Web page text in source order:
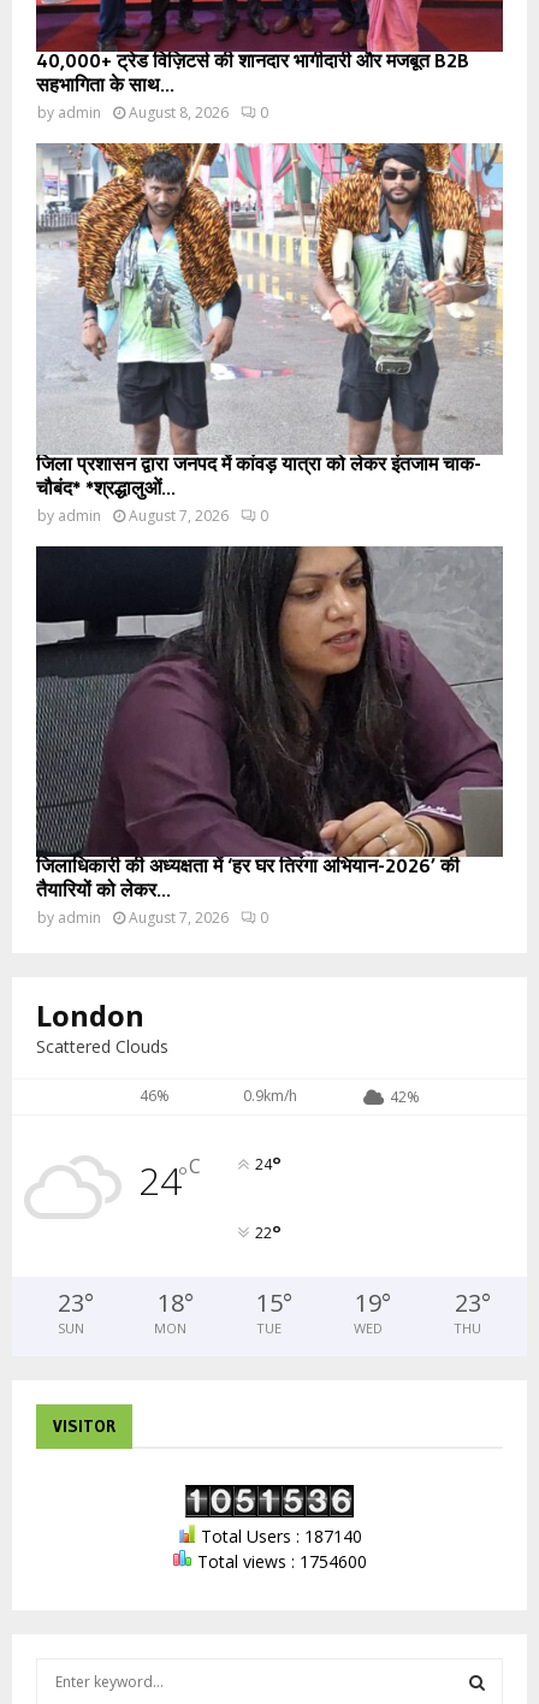
40,000+ ट्रेड विज़िटर्स की शानदार भागीदारी और मजबूत B2B
सहभागिता के साथ...
by admin August 8, 2026 0
जिला प्रशासन द्वारा जनपद में कांवड़ यात्रा को लेकर इंतजाम चाक-
चौबंद* *श्रद्धालुओं...
by admin August 7, 2026 0
जिलाधिकारी की अध्यक्षता में ‘हर घर तिरंगा अभियान-2026’ की
तैयारियों को लेकर...
by admin August 7, 2026 0
London
Scattered Clouds
46% 0.9km/h 42%
24°C 24°
22°
23°
SUN
18°
MON
15°
TUE
19°
WED
23°
THU
VISITOR
Total Users : 187140
Total views : 1754600